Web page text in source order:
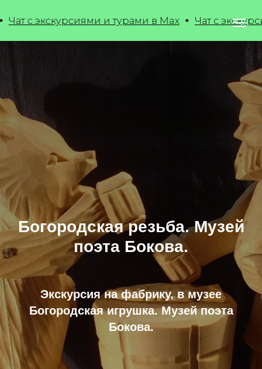
и турами в Max Чат с экскурсиями и
Богородская резьба. Музей
поэта Бокова.
Экскурсия на фабрику, в музее
Богородская игрушка. Музей поэта
Бокова.